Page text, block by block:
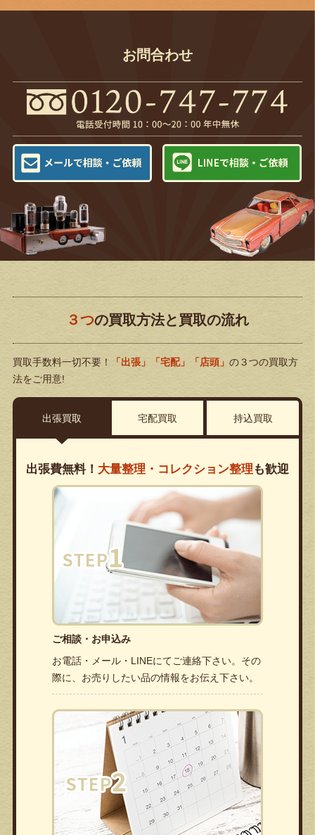
お問合わせ
３つの買取方法と買取の流れ
買取手数料一切不要！ 「出張」「宅配」「店頭」 の３つの買取方
法をご用意!
出張買取 宅配買取 持込買取
出張費無料！ 大量整理・コレクション整理 も歓迎
ご相談・お申込み
お電話・メール・LINEにてご連絡下さい。その
際に、お売りしたい品の情報をお伝え下さい。